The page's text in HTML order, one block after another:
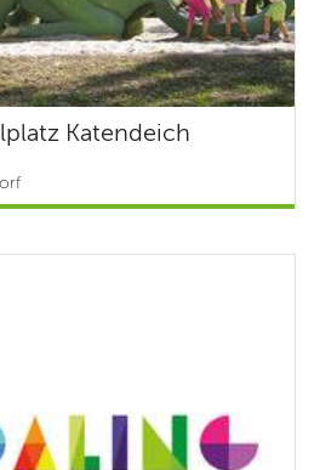
Katendeich